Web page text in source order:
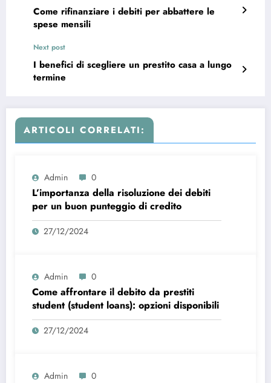
Come rifinanziare i debiti per abbattere le
spese mensili
Next post
I benefici di scegliere un prestito casa a lungo
termine
ARTICOLI CORRELATI:
Admin 0
L’importanza della risoluzione dei debiti
per un buon punteggio di credito
27/12/2024
Admin 0
Come affrontare il debito da prestiti
student (student loans): opzioni disponibili
27/12/2024
Admin 0